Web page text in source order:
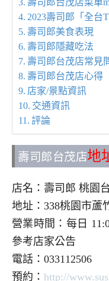
壽司郎台茂店菜單
2023壽司郎「全台
壽司郎美食表現
壽司郎隱藏吃法
壽司郎台茂店常見
壽司郎台茂店心得
店家/景點資訊
交通資訊
評論
壽司郎台茂店地
店名：壽司郎 桃園
地址：338桃園市蘆
營業時間：每日
參考店家公告
電話：033112506
預約： http://